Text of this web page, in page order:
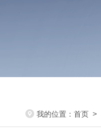
我的位置： 首页 >